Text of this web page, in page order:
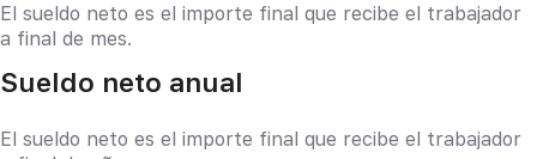
El sueldo neto es el importe final que recibe el trabajador
a final de mes.
Sueldo neto anual
El sueldo neto es el importe final que recibe el trabajador